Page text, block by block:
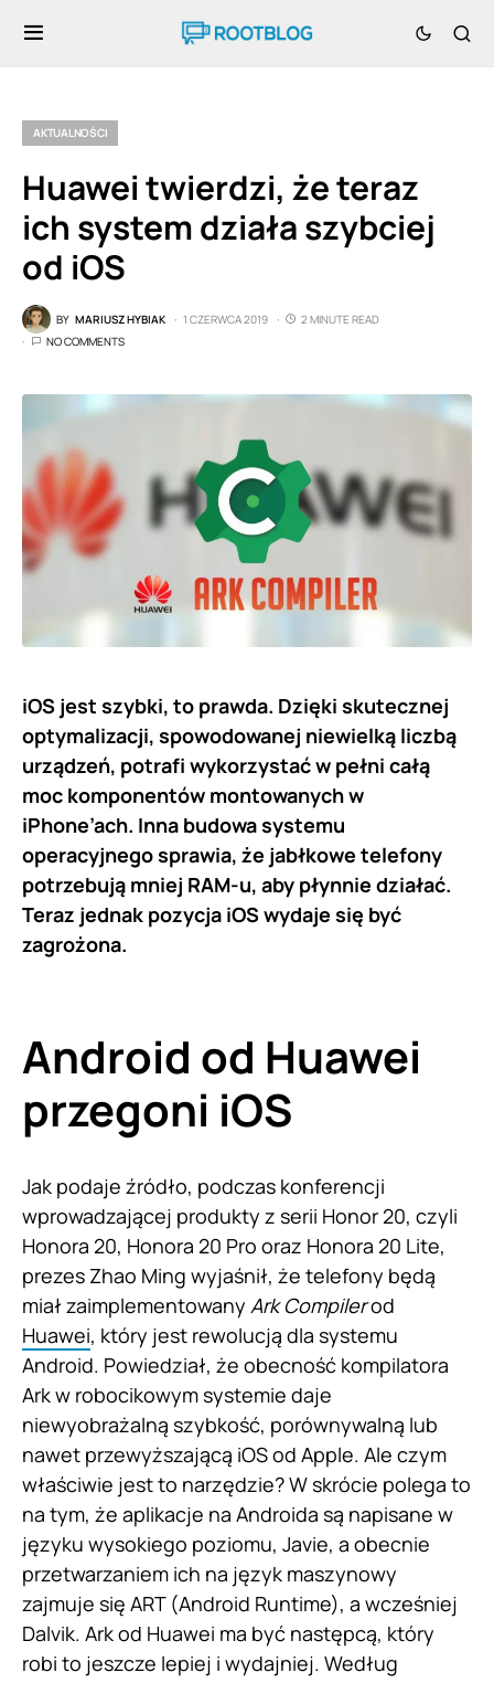
AKTUALNOŚCI
Huawei twierdzi, że teraz
ich system działa szybciej
od iOS
BY MARIUSZ HYBIAK 1 CZERWCA 2019
2 MINUTE READ
NO COMMENTS
iOS jest szybki, to prawda. Dzięki skutecznej
optymalizacji, spowodowanej niewielką liczbą
urządzeń, potrafi wykorzystać w pełni całą
moc komponentów montowanych w
iPhone’ach. Inna budowa systemu
operacyjnego sprawia, że jabłkowe telefony
potrzebują mniej RAM-u, aby płynnie działać.
Teraz jednak pozycja iOS wydaje się być
zagrożona.
Android od Huawei
przegoni iOS
Jak podaje źródło, podczas konferencji
wprowadzającej produkty z serii Honor 20, czyli
Honora 20, Honora 20 Pro oraz Honora 20 Lite,
prezes Zhao Ming wyjaśnił, że telefony będą
miał zaimplementowany Ark Compilerod
Huawei, który jest rewolucją dla systemu
Android. Powiedział, że obecność kompilatora
Ark w robocikowym systemie daje
niewyobrażalną szybkość, porównywalną lub
nawet przewyższającą iOS od Apple. Ale czym
właściwie jest to narzędzie? W skrócie polega to
na tym, że aplikacje na Androida są napisane w
języku wysokiego poziomu, Javie, a obecnie
przetwarzaniem ich na język maszynowy
zajmuje się ART (Android Runtime), a wcześniej
Dalvik. Ark od Huawei ma być następcą, który
robi to jeszcze lepiej i wydajniej. Według